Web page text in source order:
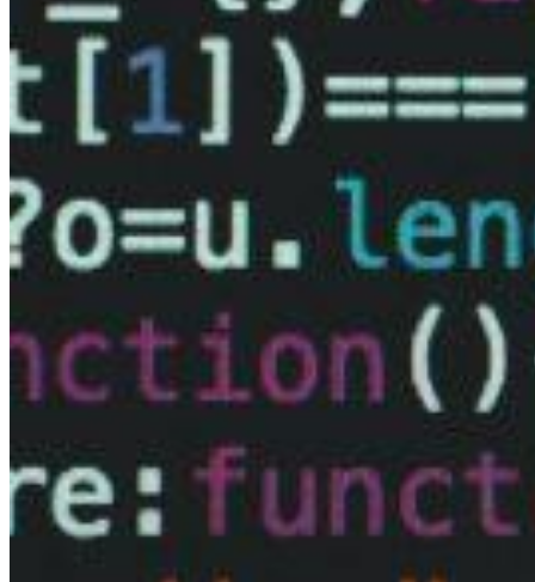
Мытищи
Иваново
Оренбург
Кемерово
Минск
Сыктывкар
Орёл
Симферополь
Геленджик
Липецк
Новороссийск
Томск
Кострома
Саранск
Севастополь
Батайск
Дзержинск
Минеральные Воды